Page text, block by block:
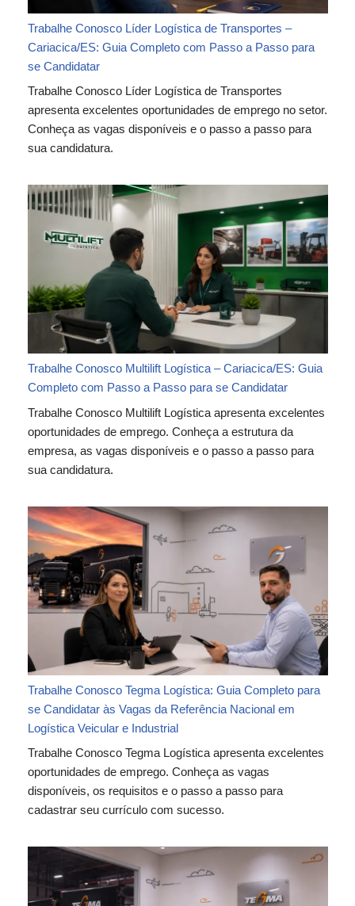
Trabalhe Conosco Líder Logística de Transportes –
Cariacica/ES: Guia Completo com Passo a Passo para
se Candidatar
Trabalhe Conosco Líder Logística de Transportes
apresenta excelentes oportunidades de emprego no setor.
Conheça as vagas disponíveis e o passo a passo para
sua candidatura.
Trabalhe Conosco Multilift Logística – Cariacica/ES: Guia
Completo com Passo a Passo para se Candidatar
Trabalhe Conosco Multilift Logística apresenta excelentes
oportunidades de emprego. Conheça a estrutura da
empresa, as vagas disponíveis e o passo a passo para
sua candidatura.
Trabalhe Conosco Tegma Logística: Guia Completo para
se Candidatar às Vagas da Referência Nacional em
Logística Veicular e Industrial
Trabalhe Conosco Tegma Logística apresenta excelentes
oportunidades de emprego. Conheça as vagas
disponíveis, os requisitos e o passo a passo para
cadastrar seu currículo com sucesso.